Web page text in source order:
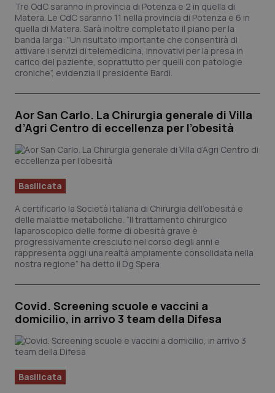
Quotidiano Oncologia
Quotidiano Pediatria
Rene & patologie urogenitali
Salute orale & impianti
Tumore al seno
Tumore ovarico
Tumori del Polmone & Testa Collo
Tumori gastrointestinali
Tre OdC saranno in provincia di Potenza e 2 in quella di
Matera. Le CdC saranno 11 nella provincia di Potenza e 6 in
quella di Matera. Sarà inoltre completato il piano per la
banda larga: "Un risultato importante che consentirà di
attivare i servizi di telemedicina, innovativi per la presa in
carico del paziente, soprattutto per quelli con patologie
croniche”, evidenzia il presidente Bardi.
Aor San Carlo. La Chirurgia generale di Villa
d’Agri Centro di eccellenza per l’obesità
Basilicata
A certificarlo la Società italiana di Chirurgia dell’obesità e
delle malattie metaboliche. “Il trattamento chirurgico
laparoscopico delle forme di obesità grave è
progressivamente cresciuto nel corso degli anni e
rappresenta oggi una realtà ampiamente consolidata nella
nostra regione” ha detto il Dg Spera
Covid. Screening scuole e vaccini a
domicilio, in arrivo 3 team della Difesa
Basilicata